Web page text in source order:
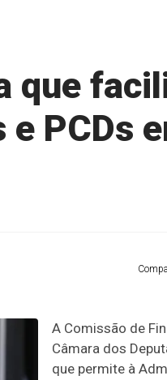
que
PCDs
A Comissão de
Câmara dos
que permite à